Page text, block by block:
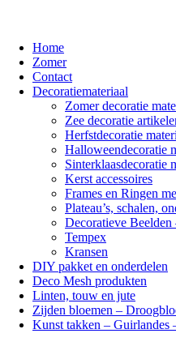
Home
Zomer
Contact
Decoratiemateriaal
Zomer decoratie
Zee decoratie
Herfstdecoratie
Halloweendecoratie
Sinterklaasdecoratie
Kerst accessoires
Frames en Ringen
Plateau’s, schalen,
Decoratieve Beelden
Tempex
Kransen
DIY pakket en onderdelen
Deco Mesh produkten
Linten, touw en jute
Zijden bloemen –
Kunst takken – Guirlandes